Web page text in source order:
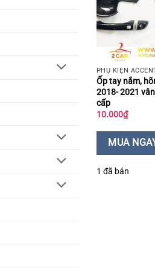
PHỤ KIỆN
Ốp tay nắm,
2018- 2021
cấp
10.000₫
MUA
1 đã bán